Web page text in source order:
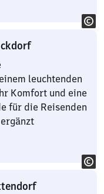
leuchtenden
Komfort und eine
für die Reisenden